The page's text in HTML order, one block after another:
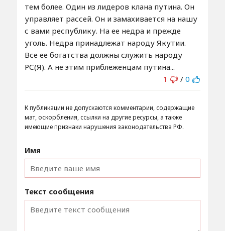
тем более. Один из лидеров клана путина. Он
управляет рассей. Он и замахивается на нашу
с вами республику. На ее недра и прежде
уголь. Недра принадлежат народу Якутии.
Все ее богатства должны служить народу
РС(Я). А не этим приблеженцам путина...
1
/ 0
К публикации не допускаются комментарии, содержащие
мат, оскорбления, ссылки на другие ресурсы, а также
имеющие признаки нарушения законодательства РФ.
Имя
Текст сообщения